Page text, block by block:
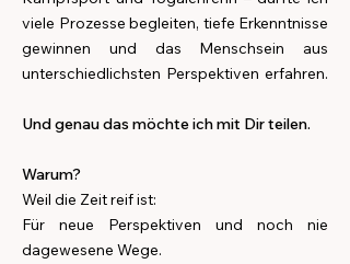
viele Prozesse begleiten, tiefe Erkenntnisse
gewinnen und das Menschsein aus
unterschiedlichsten Perspektiven erfahren.
Und genau das möchte ich mit Dir teilen.
Warum?
Weil die Zeit reif ist:
Für neue Perspektiven und noch nie
dagewesene Wege.